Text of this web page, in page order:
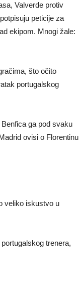
Valverde protiv
peticije za
ekipom. Mnogi žale:
što očito
portugalskog
ga pod svaku
ovisi o Florentinu
veliko iskustvo u
trenera,